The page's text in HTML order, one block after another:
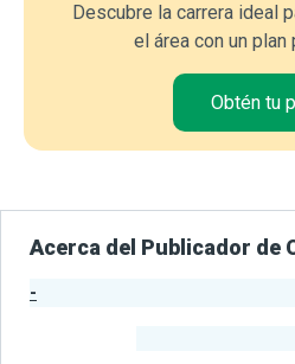
Descubre la carrera ideal
el área con un plan
Obtén tu
Acerca del Publicador de
-